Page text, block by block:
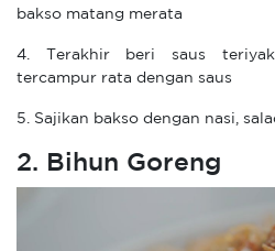
bakso matang merata
4. Terakhir beri saus
tercampur rata dengan saus
5. Sajikan bakso dengan nasi,
2. Bihun Goreng